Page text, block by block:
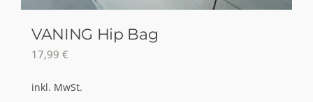
werden
VANING Hip Bag
17,99 €
inkl. MwSt.